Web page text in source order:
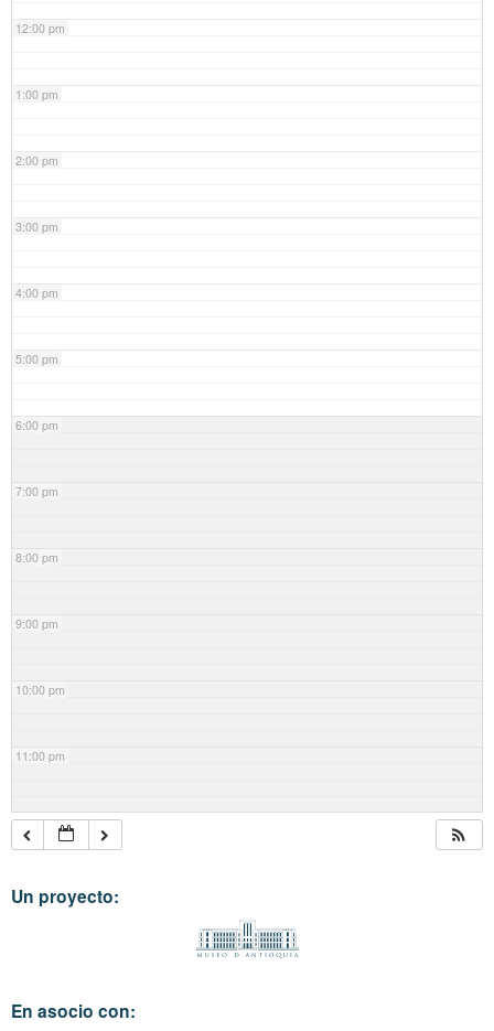
12:00 pm
1:00 pm
2:00 pm
3:00 pm
4:00 pm
5:00 pm
6:00 pm
7:00 pm
8:00 pm
9:00 pm
10:00 pm
11:00 pm
Un proyecto:
En asocio con: